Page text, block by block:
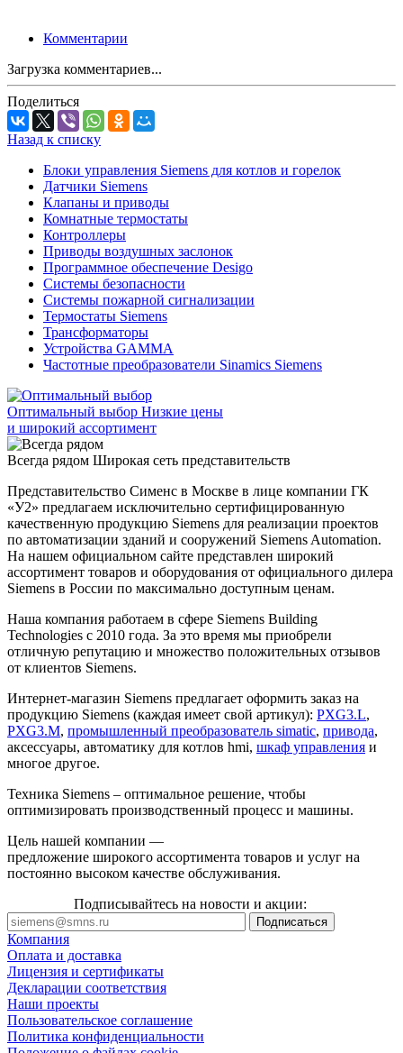
Комментарии
Загрузка комментариев...
Поделиться
Назад к списку
Блоки управления Siemens для котлов и горелок
Датчики Siemens
Клапаны и приводы
Комнатные термостаты
Контроллеры
Приводы воздушных заслонок
Программное обеспечение Desigo
Системы безопасности
Системы пожарной сигнализации
Термостаты Siemens
Трансформаторы
Устройства GAMMA
Частотные преобразователи Sinamics Siemens
Оптимальный выбор Низкие цены
и широкий ассортимент
Всегда рядом Широкая сеть представительств
Представительство Сименс в Москве в лице компании ГК
«У2» предлагаем исключительно сертифицированную
качественную продукцию Siemens для реализации проектов
по автоматизации зданий и сооружений Siemens Automation.
На нашем официальном сайте представлен широкий
ассортимент товаров и оборудования от официального дилера
Siemens в России по максимально доступным ценам.
Наша компания работаем в сфере Siemens Building
Technologies с 2010 года. За это время мы приобрели
отличную репутацию и множество положительных отзывов
от клиентов Siemens.
Интернет-магазин Siemens предлагает оформить заказ на
продукцию Siemens (каждая имеет свой артикул): PXG3.L,
PXG3.M, промышленный преобразователь simatic, привода,
аксессуары, автоматику для котлов hmi, шкаф управления и
многое другое.
Техника Siemens – оптимальное решение, чтобы
оптимизировать производственный процесс и машины.
Цель нашей компании —
предложение широкого ассортимента товаров и услуг на
постоянно высоком качестве обслуживания.
Подписывайтесь на новости и акции:
Компания
Оплата и доставка
Лицензия и сертификаты
Декларации соответствия
Наши проекты
Пользовательское соглашение
Политика конфиденциальности